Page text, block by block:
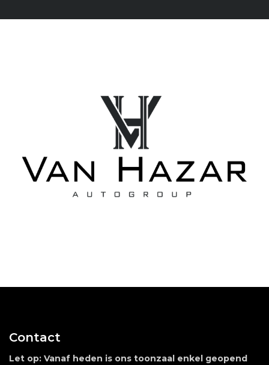
Contact
Let op: Vanaf heden is ons toonzaal enkel geopend